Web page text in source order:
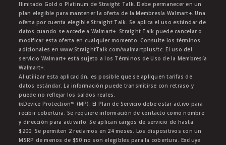
Ilimitado Gold o Platinum de Straight Talk. Debe permanecer en un
plan elegible para mantener la oferta de la Membresía Walmart+. Una
oferta por cuenta elegible Straight Talk. Se aplica el uso estándar de
datos cuando se accede a Walmart+. Straight Talk puede cancelar o
modificar esta oferta en cualquier momento. Consulte los términos
adicionales en www.StraightTalk.com/walmartplus/tc. El uso del
servicio Walmart+ está sujeto a los Términos de Uso de la Membresía
Walmart+.
Al utilizar esta aplicación, es posible que se apliquen tarifas de
datos estándar. La información puede transmitirse con retraso y
puede no reflejar los saldos reales.
ŧŧDevice Protection™ (MP): El Plan de Servicio debe estar activo para
recibir cobertura. Se requiere información de contacto como nombre
y dirección para activarlo. Se aplican cargos de servicio de hasta
$200. Se permiten 2 reclamos en 24 meses. Los dispositivos con un
MSRP de menos de $50 no son elegibles para la cobertura. Excluye